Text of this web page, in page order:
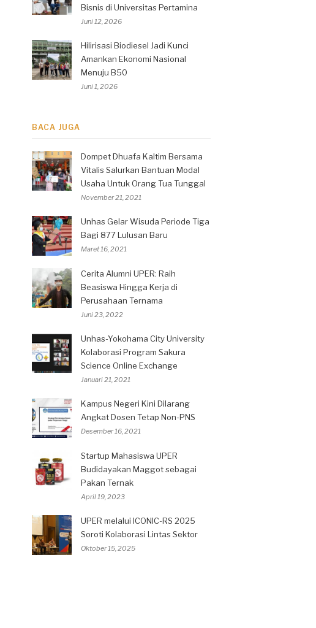
Bisnis di Universitas Pertamina
Juni 12, 2026
Hilirisasi Biodiesel Jadi Kunci
Amankan Ekonomi Nasional
Menuju B50
Juni 1, 2026
BACA JUGA
Dompet Dhuafa Kaltim Bersama
Vitalis Salurkan Bantuan Modal
Usaha Untuk Orang Tua Tunggal
November 21, 2021
Unhas Gelar Wisuda Periode Tiga
Bagi 877 Lulusan Baru
Maret 16, 2021
Cerita Alumni UPER: Raih
Beasiswa Hingga Kerja di
Perusahaan Ternama
Juni 23, 2022
Unhas-Yokohama City University
Kolaborasi Program Sakura
Science Online Exchange
Januari 21, 2021
Kampus Negeri Kini Dilarang
Angkat Dosen Tetap Non-PNS
Desember 16, 2021
Startup Mahasiswa UPER
Budidayakan Maggot sebagai
Pakan Ternak
April 19, 2023
UPER melalui ICONIC-RS 2025
Soroti Kolaborasi Lintas Sektor
Oktober 15, 2025